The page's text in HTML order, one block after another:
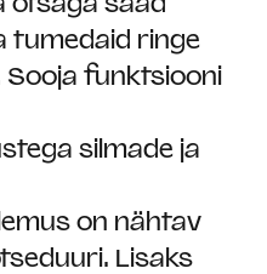
tumedaid ringe
Sooja funktsiooni
silmade ja
on nähtav
Lisaks